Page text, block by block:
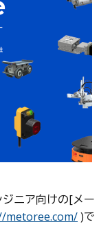
ジニア向けの[メー
metoree.com/)で